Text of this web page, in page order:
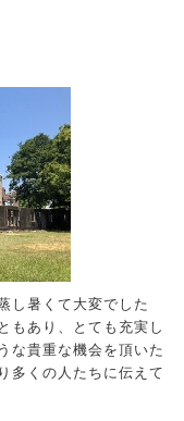
し暑くて大変でした
もあり、とても充実し
な貴重な機会を頂いた
多くの人たちに伝えて